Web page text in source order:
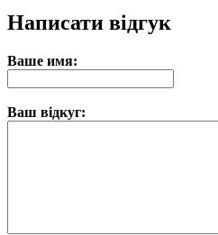
Написати відгук
Ваше имя:
Ваш відкуг: